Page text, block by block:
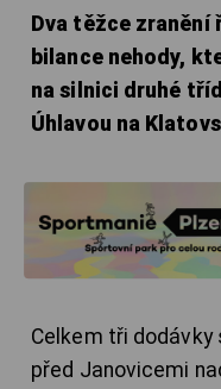
Dva těžce zranění
bilance nehody,
na silnici druhé
Úhlavou na
Celkem tři
před Janovicemi